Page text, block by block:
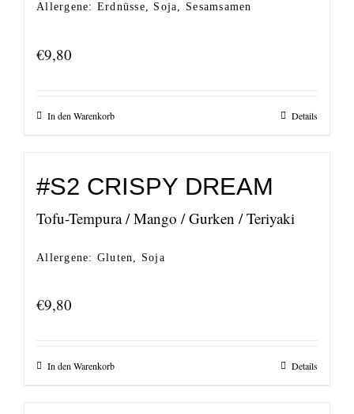
Allergene: Erdnüsse, Soja, Sesamsamen
€9,80
In den Warenkorb Details
#S2 CRISPY DREAM
Tofu-Tempura / Mango / Gurken / Teriyaki
Allergene: Gluten, Soja
€9,80
In den Warenkorb Details